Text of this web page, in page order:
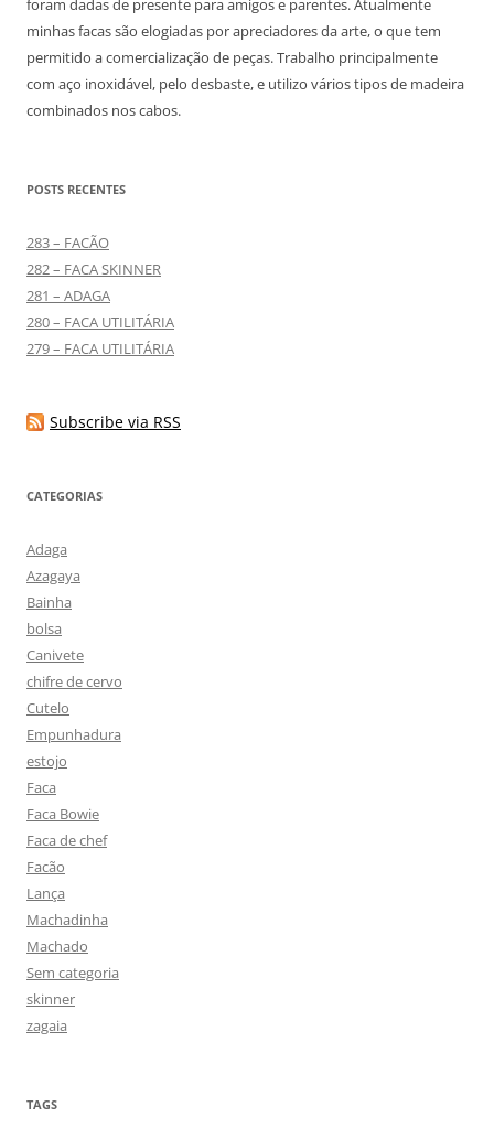
foram dadas de presente para amigos e parentes. Atualmente
minhas facas são elogiadas por apreciadores da arte, o que tem
permitido a comercialização de peças. Trabalho principalmente
com aço inoxidável, pelo desbaste, e utilizo vários tipos de madeira
combinados nos cabos.
POSTS RECENTES
283 – FACÃO
282 – FACA SKINNER
281 – ADAGA
280 – FACA UTILITÁRIA
279 – FACA UTILITÁRIA
Subscribe via RSS
CATEGORIAS
Adaga
Azagaya
Bainha
bolsa
Canivete
chifre de cervo
Cutelo
Empunhadura
estojo
Faca
Faca Bowie
Faca de chef
Facão
Lança
Machadinha
Machado
Sem categoria
skinner
zagaia
TAGS